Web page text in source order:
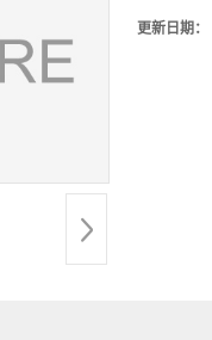
更新日期：